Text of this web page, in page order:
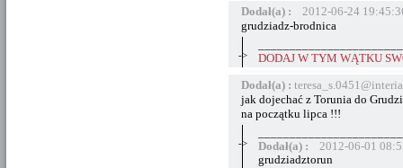
Dodał(a) :
2012-06-24
grudziadz-brodnica
->
DODAJ W TYM WĄTKU
Dodał(a) :
jak dojechać z Torunia do
na początku lipca !!!
->
Dodał(a) :
2012-06-01
grudziadztorun